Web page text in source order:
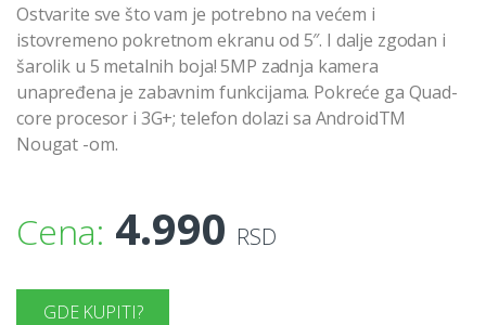
Ostvarite sve što vam je potrebno na većem i
istovremeno pokretnom ekranu od 5″. I dalje zgodan i
šarolik u 5 metalnih boja! 5MP zadnja kamera
unapređena je zabavnim funkcijama. Pokreće ga Quad-
core procesor i 3G+; telefon dolazi sa AndroidTM
Nougat -om.
Cena: 4.990 RSD
GDE KUPITI?